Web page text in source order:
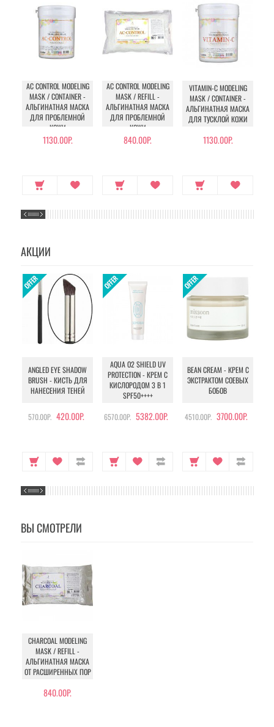
AC CONTROL MODELING
MASK / CONTAINER -
АЛЬГИНАТНАЯ МАСКА
ДЛЯ ПРОБЛЕМНОЙ
КОЖИ
1130.00Р.
AC CONTROL MODELING
MASK / REFILL -
АЛЬГИНАТНАЯ МАСКА
ДЛЯ ПРОБЛЕМНОЙ
КОЖИ
840.00Р.
VITAMIN-C MODELING
MASK / CONTAINER -
АЛЬГИНАТНАЯ МАСКА
ДЛЯ ТУСКЛОЙ КОЖИ
1130.00Р.
АКЦИИ
ANGLED EYE SHADOW
BRUSH - КИСТЬ ДЛЯ
НАНЕСЕНИЯ ТЕНЕЙ
570.00Р. 420.00Р.
AQUA O2 SHIELD UV
PROTECTION - КРЕМ С
КИСЛОРОДОМ 3 В 1
SPF50++++
6570.00Р. 5382.00Р.
BEAN CREAM - КРЕМ С
ЭКСТРАКТОМ СОЕВЫХ
БОБОВ
4510.00Р. 3700.00Р.
ВЫ СМОТРЕЛИ
CHARCOAL MODELING
MASK / REFILL -
АЛЬГИНАТНАЯ МАСКА
ОТ РАСШИРЕННЫХ ПОР
840.00Р.